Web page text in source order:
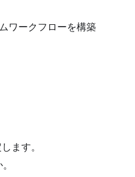
ワークフローを構築
ます。